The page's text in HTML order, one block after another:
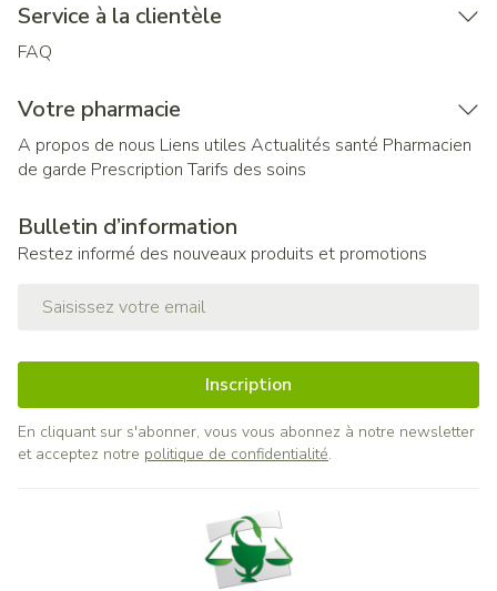
Service à la clientèle
FAQ
Votre pharmacie
A propos de nous Liens utiles Actualités santé Pharmacien
de garde Prescription Tarifs des soins
Bulletin d’information
Restez informé des nouveaux produits et promotions
Inscription
En cliquant sur s'abonner, vous vous abonnez à notre newsletter
et acceptez notre politique de confidentialité.